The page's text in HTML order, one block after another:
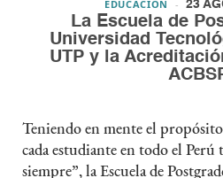
EDUCACIÓN 23
La Escuela de
Universidad
UTP y la
Teniendo en mente el
cada estudiante en todo el
siempre”, la Escuela de